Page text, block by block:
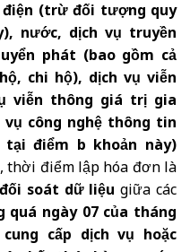
điện (trừ đối tượng quy
nước, dịch vụ truyền
phát (bao gồm cả
chi hộ), dịch vụ viễn
viễn thông giá trị gia
công nghệ thông tin
điểm b khoản này)
, thời điểm lập hóa đơn là
soát dữ liệugiữa các
quá ngày 07 của tháng
cấp dịch vụ hoặc